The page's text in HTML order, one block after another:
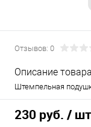
Отзывов: 0
Описание
Штемпельная
230 руб. / шт